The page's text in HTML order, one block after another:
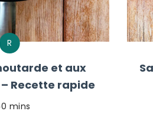
R
et aux
Recette rapide
mins